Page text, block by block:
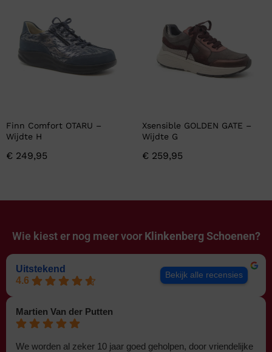
Finn Comfort OTARU –
Wijdte H
€ 249,95
Xsensible GOLDEN GATE –
Wijdte G
€ 259,95
Wie kiest er nog meer voor Klinkenberg Schoenen?
Uitstekend
4.6
Bekijk alle recensies
Martien Van der Putten
We worden al zeker 10 jaar goed geholpen, door vriendelijke